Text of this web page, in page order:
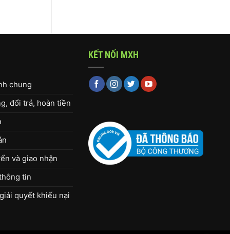
chung
đổi trả, hoàn tiền
và giao nhận
tin
quyết khiếu nại
KẾT NỐI MXH